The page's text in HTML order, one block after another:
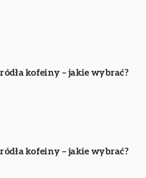
kofeiny – jakie wybrać?
kofeiny – jakie wybrać?